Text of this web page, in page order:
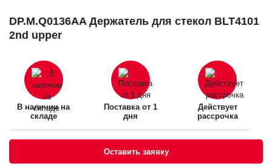
DP.M.Q0136AA Держатель для стекол BLT4101
2nd upper
В наличии на
складе
Поставка от 1
дня
Действует
рассрочка
Оставить заявку